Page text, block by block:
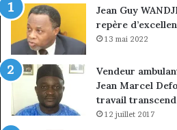
Jean Guy
repère
13 mai 2022
Vendeur
Jean Marcel
travail
12 juillet 2017